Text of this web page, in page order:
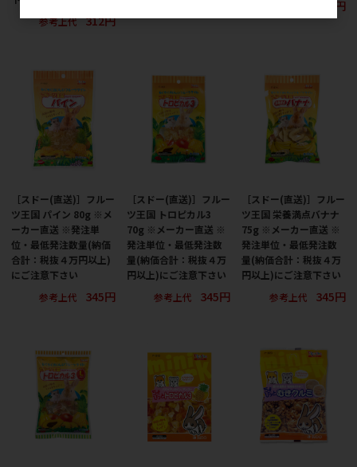
参考上代 312円
345円
［スドー(直送)］フルー
ツ王国 パイン 80g ※メ
ーカー直送 ※発注単
位・最低発注数量(納価
合計：税抜４万円以上)
にご注意下さい
参考上代
345円
［スドー(直送)］フルー
ツ王国 トロピカル3
70g ※メーカー直送 ※
発注単位・最低発注数
量(納価合計：税抜４万
円以上)にご注意下さい
参考上代
345円
［スドー(直送)］フルー
ツ王国 栄養満点バナナ
75g ※メーカー直送 ※
発注単位・最低発注数
量(納価合計：税抜４万
円以上)にご注意下さい
参考上代
345円